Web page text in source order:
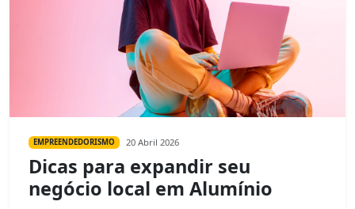
EMPREENDEDORISMO 20 Abril 2026
Dicas para expandir seu
negócio local em Alumínio